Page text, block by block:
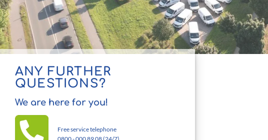
ANY FURTHER
QUESTIONS?
We are here for you!
Free service telephone